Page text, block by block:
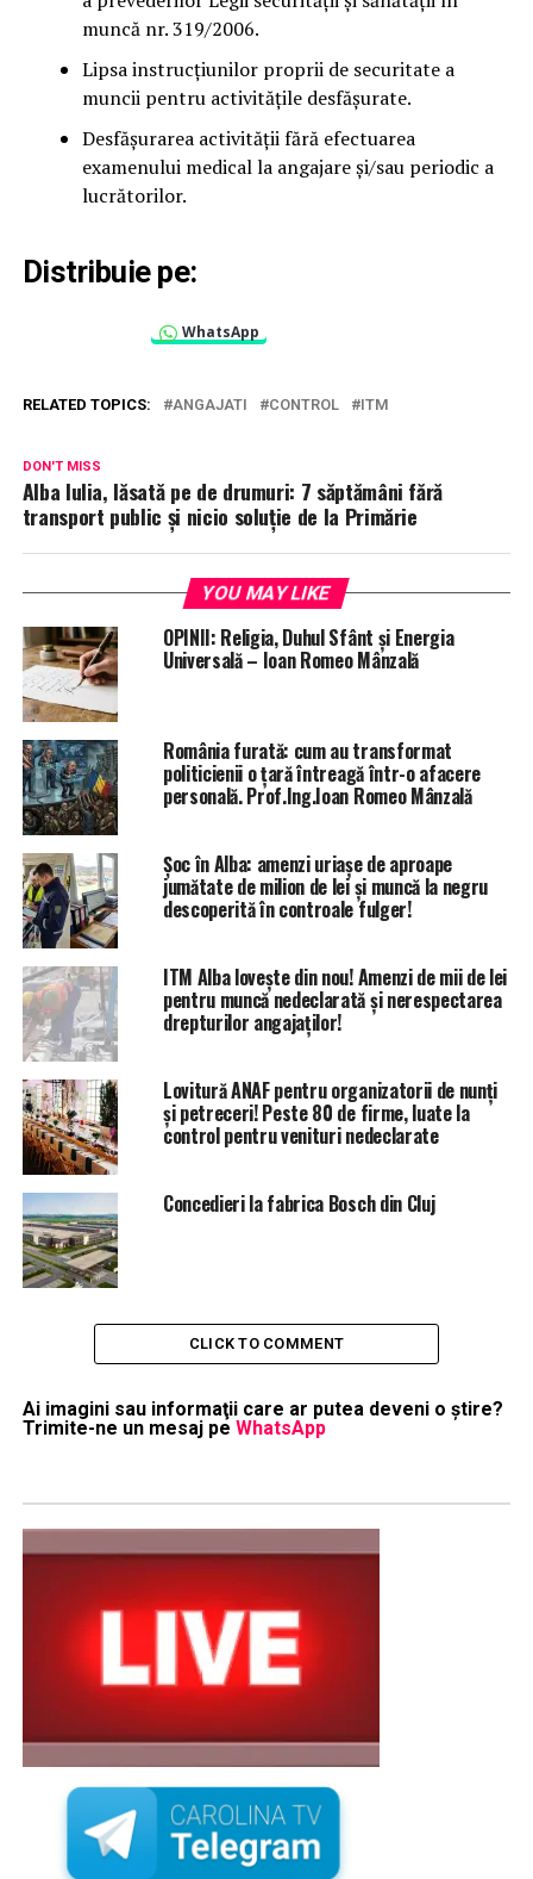
muncă nr. 319/2006.
Lipsa instrucțiunilor proprii de securitate a
muncii pentru activitățile desfășurate.
Desfășurarea activității fără efectuarea
examenului medical la angajare și/sau periodic a
lucrătorilor.
Distribuie pe:
WhatsApp
RELATED TOPICS: ANGAJATI CONTROL ITM
DON'T MISS
Alba Iulia, lăsată pe de drumuri: 7 săptămâni fără
transport public și nicio soluție de la Primărie
YOU MAY LIKE
OPINII: Religia, Duhul Sfânt și Energia
Universală – Ioan Romeo Mânzală
România furată: cum au transformat
politicienii o țară întreagă într-o afacere
personală. Prof.Ing.Ioan Romeo Mânzală
Șoc în Alba: amenzi uriașe de aproape
jumătate de milion de lei și muncă la negru
descoperită în controale fulger!
ITM Alba lovește din nou! Amenzi de mii de lei
pentru muncă nedeclarată și nerespectarea
drepturilor angajaților!
Lovitură ANAF pentru organizatorii de nunți
și petreceri! Peste 80 de firme, luate la
control pentru venituri nedeclarate
Concedieri la fabrica Bosch din Cluj
CLICK TO COMMENT
Ai imagini sau informaţii care ar putea deveni o ştire?
Trimite-ne un mesaj pe WhatsApp